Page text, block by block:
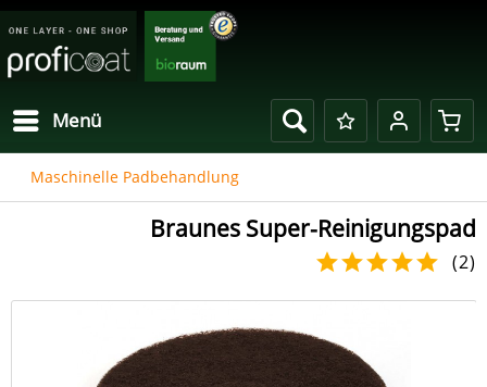
Menü
Maschinelle Padbehandlung
Braunes Super-Reinigungspad
(2)